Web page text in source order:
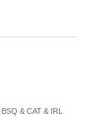
BSQ & CAT & IRL